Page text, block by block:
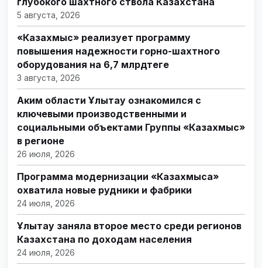
5 августа, 2026
«Казахмыс» реализует программу
повышения надежности горно-шахтного
оборудования на 6,7 млрдтеңге
3 августа, 2026
Аким области Ұлытау ознакомился с
ключевыми производственными и
социальными объектами Группы «Казахмыс»
в регионе
26 июля, 2026
Программа модернизации «Казахмыса»
охватила новые рудники и фабрики
24 июля, 2026
Ұлытау заняла второе место среди регионов
Казахстана по доходам населения
24 июля, 2026